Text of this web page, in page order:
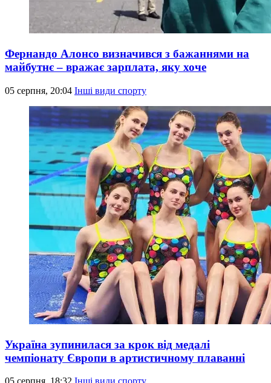
Фернандо Алонсо визначився з бажаннями на
майбутнє – вражає зарплата, яку хоче
05 серпня, 20:04 Інші види спорту
Україна зупинилася за крок від медалі
чемпіонату Європи в артистичному плаванні